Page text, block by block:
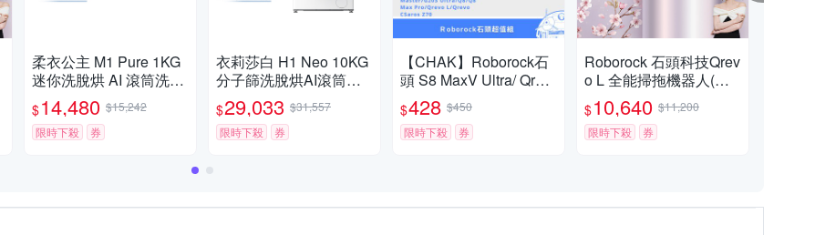
柔衣公主 M1 Pure 1KG
迷你洗脫烘 AI 滾筒洗衣
機 不含安裝 (特漬洗/立
體柔烘/母嬰認證/UVC殺
菌) Roborock石頭
$14,480 $15,242
限時下殺
券
衣莉莎白 H1 Neo 10KG
分子篩洗脫烘AI滾筒洗
衣機 (低溫烘乾/濾網自
清潔/空氣洗/羊毛烘) Ro
borock石頭
$29,033 $31,557
限時下殺
券
【CHAK】Roborock石
頭 S8 MaxV Ultra/ Qrev
o 系列副廠掃拖機配件
集塵袋超值組(6入組)
$428 $450
限時下殺
券
Roborock 石頭科技Qrev
o L 全能掃拖機器人(自
動洗烘拖布/自動集塵/10
000Pa吸力/零纏繞邊刷)
$10,640 $11,200
限時下殺
券